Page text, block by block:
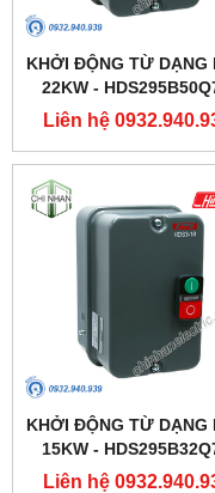
KHỞI ĐỘNG TỪ DẠNG
22KW -
HIMEL
Liên hệ
KHỞI ĐỘNG TỪ DẠNG
15KW -
HIMEL
Liên hệ